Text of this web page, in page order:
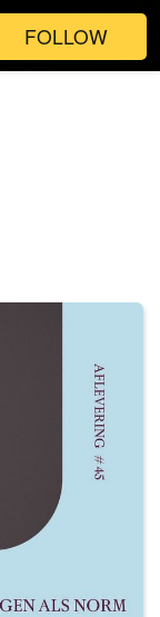
FOLLOW